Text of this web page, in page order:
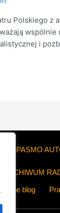
Polskiego
i
PASMO
ARCHIWUM
The blog